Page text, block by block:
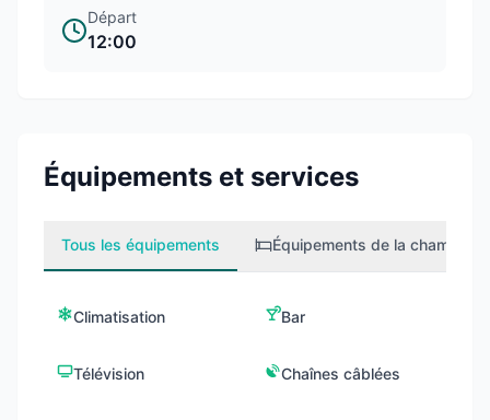
Départ
12:00
Équipements et services
Tous les équipements Équipements de la chambre
Climatisation Bar
Télévision Chaînes câblées